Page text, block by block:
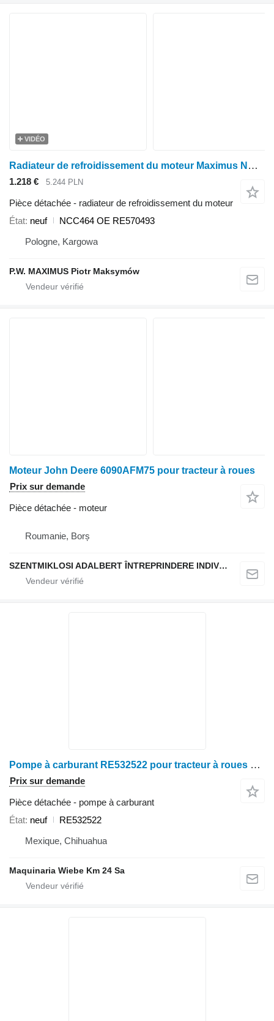
VIDÉO
Radiateur de refroidissement du moteur Maximus NCC464 pour tracteur à roues John Deere 6090 8245R 8270R 8295R 8320R 8345R 8370R 8400R 8R230 8R250 8R280 8R310 8R340 8R370 8R410 STS12 STS16 STS20
1.218 € 5.244 PLN
Pièce détachée - radiateur de refroidissement du moteur
État neuf
NCC464 OE RE570493
Pologne, Kargowa
P.W. MAXIMUS Piotr Maksymów
Moteur John Deere 6090AFM75 pour tracteur à roues
Prix sur demande
Pièce détachée - moteur
Roumanie, Borș
SZENTMIKLOSI ADALBERT ÎNTREPRINDERE INDIVIDUALĂ
Pompe à carburant RE532522 pour tracteur à roues John Deere 6090
Prix sur demande
Pièce détachée - pompe à carburant
État neuf
RE532522
Mexique, Chihuahua
Maquinaria Wiebe Km 24 Sa